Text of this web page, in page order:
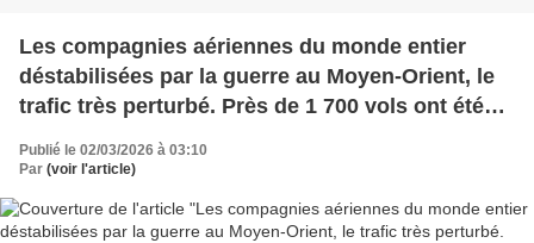
Les compagnies aériennes du monde entier
déstabilisées par la guerre au Moyen-Orient, le
trafic très perturbé. Près de 1 700 vols ont été
Publié le 02/03/2026 à 03:10
Par (voir l'article)